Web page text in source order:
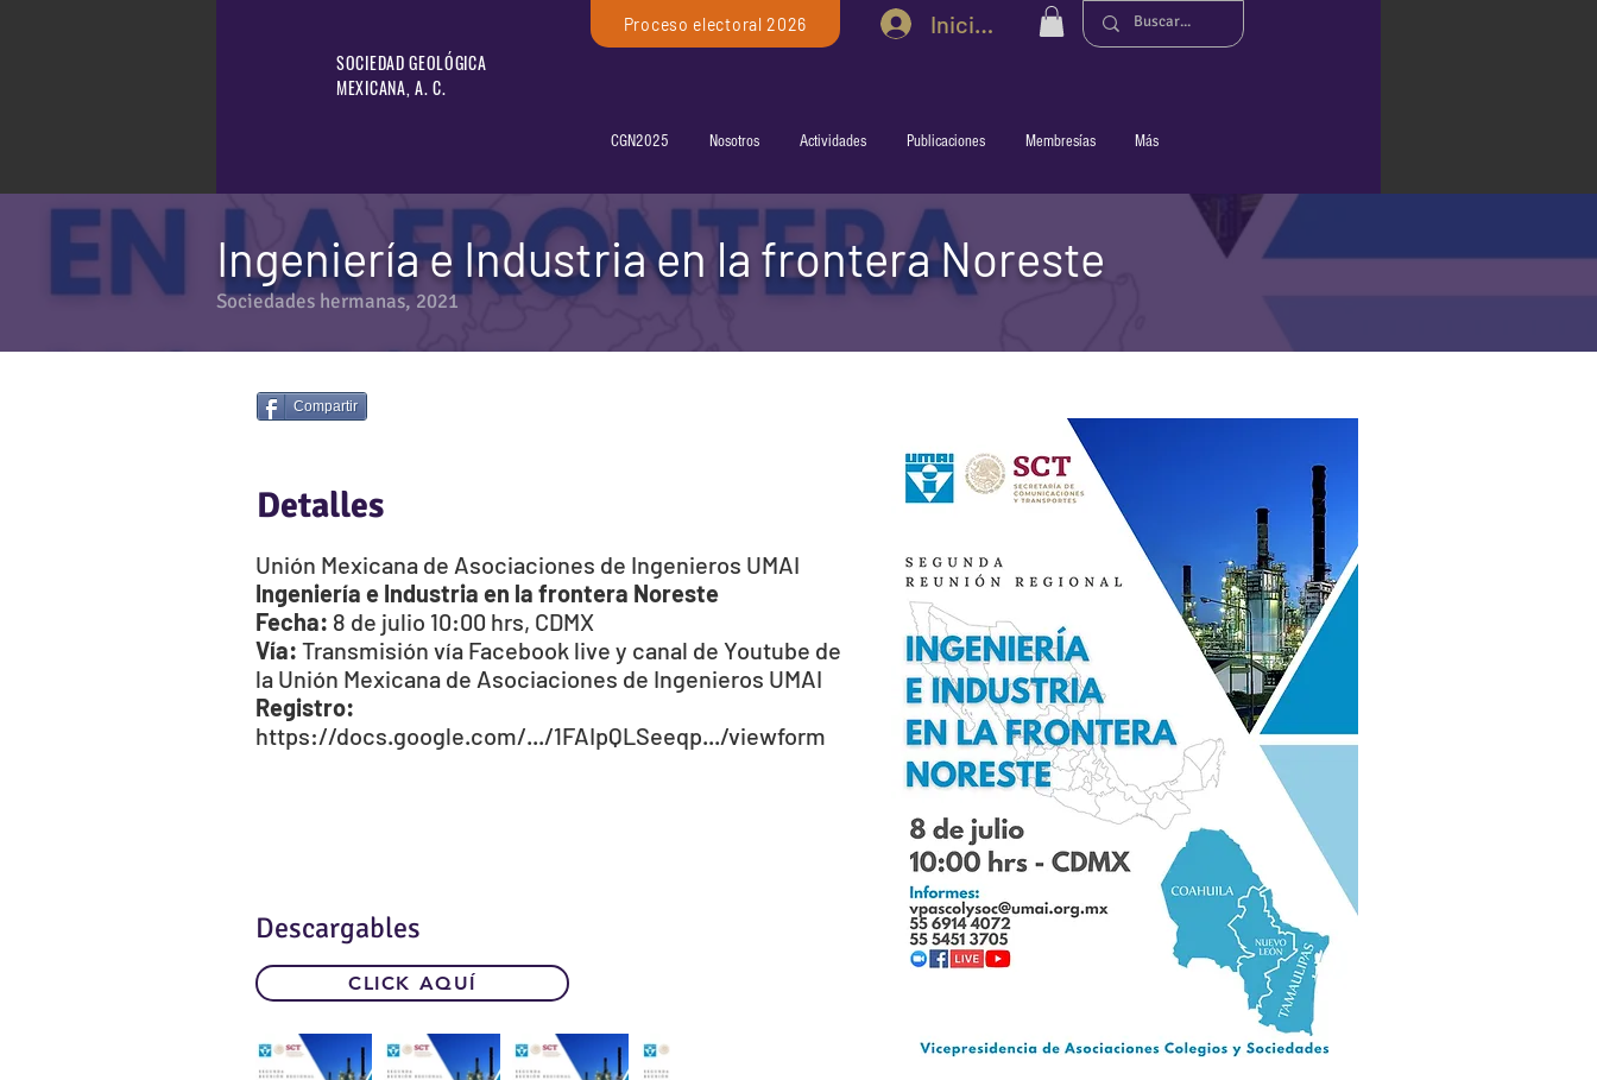
SOCIEDAD GEOLÓGICA
MEXICANA, A. C.
Proceso electoral 2026 Iniciar sesión
CGN2025 Nosotros Actividades Publicaciones Membresías Más
Ingeniería e Industria en la frontera Noreste
Sociedades hermanas, 2021
Compartir
Detalles
Unión Mexicana de Asociaciones de Ingenieros UMAI
Ingeniería e Industria en la frontera Noreste
Fecha: 8 de julio 10:00 hrs, CDMX
Vía: Transmisión vía Facebook live y canal de Youtube de
la Unión Mexicana de Asociaciones de Ingenieros UMAI
Registro:
https://docs.google.com/.../1FAIpQLSeeqp.../viewform
Descargables
CLICK AQUÍ